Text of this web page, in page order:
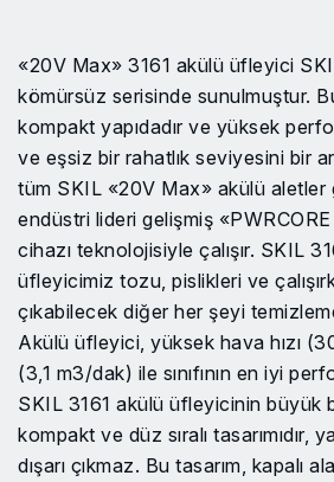
«20V Max» 3161 akülü üfleyici
kömürsüz serisinde sunulmuştur.
kompakt yapıdadır ve yüksek
ve eşsiz bir rahatlık seviyesini bir
tüm SKIL «20V Max» akülü aletler
endüstri lideri gelişmiş
cihazı teknolojisiyle çalışır. SKIL
üfleyicimiz tozu, pislikleri ve
çıkabilecek diğer her şeyi
Akülü üfleyici, yüksek hava hızı
(3,1 m3/dak) ile sınıfının en iyi
SKIL 3161 akülü üfleyicinin büyük
kompakt ve düz sıralı tasarımıdır,
dışarı çıkmaz. Bu tasarım, kapalı